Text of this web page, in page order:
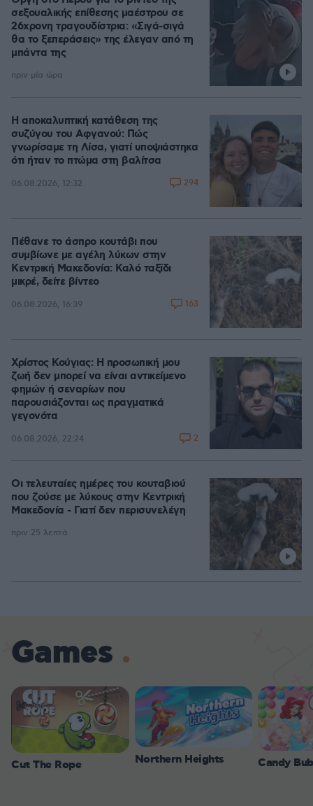
σεξουαλικής επίθεσης μαέστρου σε
26χρονη τραγουδίστρια: «Σιγά-σιγά
θα το ξεπεράσεις» της έλεγαν από τη
μπάντα της
πριν μία ώρα
Η αποκαλυπτική κατάθεση της
συζύγου του Αφγανού: Πώς
γνωρίσαμε τη Λίσα, γιατί υποψιάστηκα
ότι ήταν το πτώμα στη βαλίτσα
06.08.2026, 12:32 294
Πέθανε το άσπρο κουτάβι που
συμβίωνε με αγέλη λύκων στην
Κεντρική Μακεδονία: Καλό ταξίδι
μικρέ, δείτε βίντεο
06.08.2026, 16:39 163
Χρίστος Κούγιας: Η προσωπική μου
ζωή δεν μπορεί να είναι αντικείμενο
φημών ή σεναρίων που
παρουσιάζονται ως πραγματικά
γεγονότα
06.08.2026, 22:24 2
Οι τελευταίες ημέρες του κουταβιού
που ζούσε με λύκους στην Κεντρική
Μακεδονία - Γιατί δεν περισυνελέγη
πριν 25 λεπτά
Games
Cut The Rope Northern Heights Candy